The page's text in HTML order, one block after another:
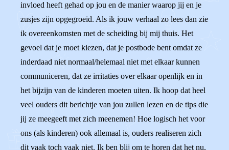
invloed heeft gehad op jou en de manier waarop jij en je
zusjes zijn opgegroeid. Als ik jouw verhaal zo lees dan zie
ik overeenkomsten met de scheiding bij mij thuis. Het
gevoel dat je moet kiezen, dat je postbode bent omdat ze
inderdaad niet normaal/helemaal niet met elkaar kunnen
communiceren, dat ze irritaties over elkaar openlijk en in
het bijzijn van de kinderen moeten uiten. Ik hoop dat heel
veel ouders dit berichtje van jou zullen lezen en de tips die
jij ze meegeeft met zich meenemen! Hoe logisch het voor
ons (als kinderen) ook allemaal is, ouders realiseren zich
dit vaak toch vaak niet. Ik ben blij om te horen dat het nu,